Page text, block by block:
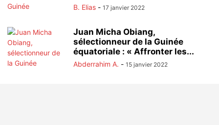
B. Elias - 17 janvier 2022
Juan Micha Obiang,
sélectionneur de la Guinée
équatoriale : « Affronter les...
Abderrahim A. - 15 janvier 2022